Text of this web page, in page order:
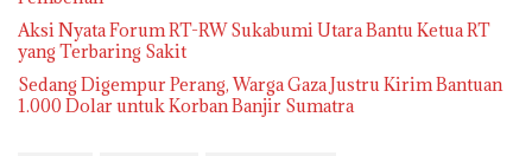
Aksi Nyata Forum RT-RW Sukabumi Utara Bantu Ketua RT
yang Terbaring Sakit
Sedang Digempur Perang, Warga Gaza Justru Kirim Bantuan
1.000 Dolar untuk Korban Banjir Sumatra